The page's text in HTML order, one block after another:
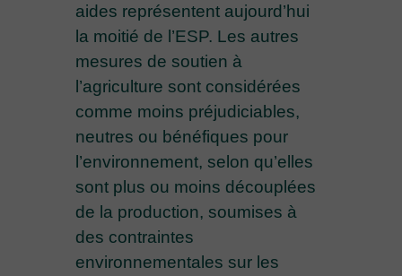
aides représentent aujourd’hui
la moitié de l’ESP. Les autres
mesures de soutien à
l’agriculture sont considérées
comme moins préjudiciables,
neutres ou bénéfiques pour
l’environnement, selon qu’elles
sont plus ou moins découplées
de la production, soumises à
des contraintes
environnementales sur les